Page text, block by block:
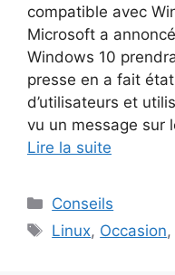
compatible avec
Microsoft a
Windows 10
presse en a fait
d’utilisateurs et
vu un message sur
Lire la suite
Catégories
Conseils
Étiquettes
Linux, Occasion